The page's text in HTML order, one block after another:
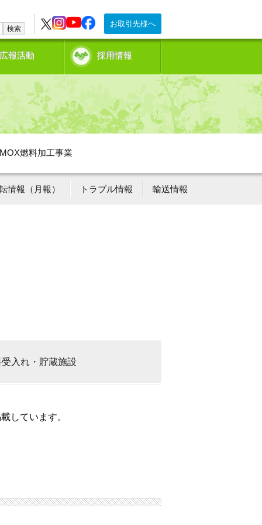
お取引先様へ
検索
報活動 採用情報
燃料加工事業
情報（月報） トラブル情報 輸送情報
受入れ・貯蔵施設
しています。